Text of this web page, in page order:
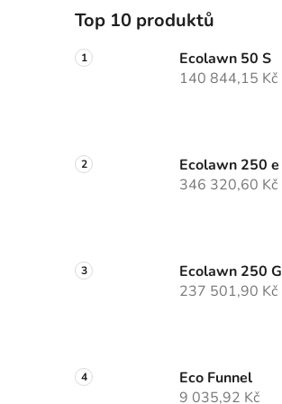
p
a
n
Top 10 produktů
Ecolawn 50 S
140 844,15 Kč
Ecolawn 250 e
346 320,60 Kč
Ecolawn 250 G
237 501,90 Kč
Eco Funnel
9 035,92 Kč